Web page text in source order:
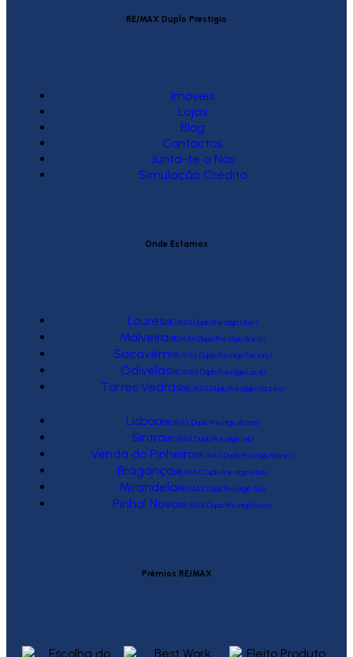
RE/MAX Duplo Prestígio
Imóveis
Lojas
Blog
Contactos
Junta-te a Nós
Simulação Crédito
Onde Estamos
Loures(RE/MAX Duplo Prestígio One)
Malveira(RE/MAX Duplo Prestígio West)
Sacavém(RE/MAX Duplo Prestígio Factory)
Odivelas(RE/MAX Duplo Prestígio Local)
Torres Vedras(RE/MAX Duplo Prestígio Várzea)
Lisboa(RE/MAX Duplo Prestígio Action)
Sintra(RE/MAX Duplo Prestígio Link)
Venda do Pinheiro(RE/MAX Duplo Prestígio Raízes)
Bragança(RE/MAX Duplo Prestígio Urbis)
Mirandela(RE/MAX Duplo Prestígio Tua)
Pinhal Novo(RE/MAX Duplo Prestígio Novo)
Prémios RE/MAX